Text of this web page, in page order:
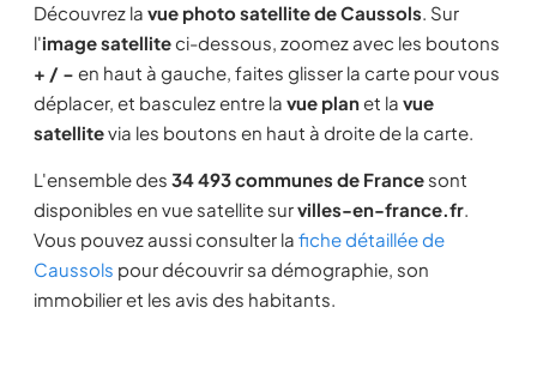
Découvrez la vue photo satellite de Caussols. Sur
l'image satelliteci-dessous, zoomez avec les boutons
+ / − en haut à gauche, faites glisser la carte pour vous
déplacer, et basculez entre la vue planet la vue
satellitevia les boutons en haut à droite de la carte.
L'ensemble des 34 493 communes de France sont
disponibles en vue satellite survilles-en-france.fr.
Vous pouvez aussi consulter la fiche détaillée de
Caussols pour découvrir sa démographie, son
immobilier et les avis des habitants.